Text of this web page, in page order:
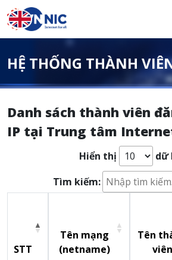
Nhảy đến nội dung
Menuheader của
HỆ THỐNG THÀNH
Danh sách thành viên
IP tại Trung tâm
Hiển thị
dữ
Tìm kiếm:
STT
Tên mạng
(netname)
Tên
viên